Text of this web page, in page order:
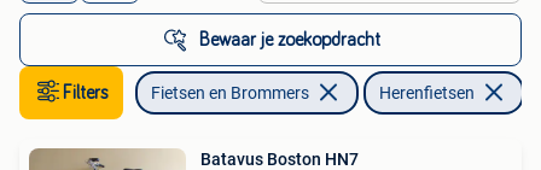
Bewaar je zoekopdracht
Filters Fietsen en Brommers Herenfietsen
Batavus Boston HN7